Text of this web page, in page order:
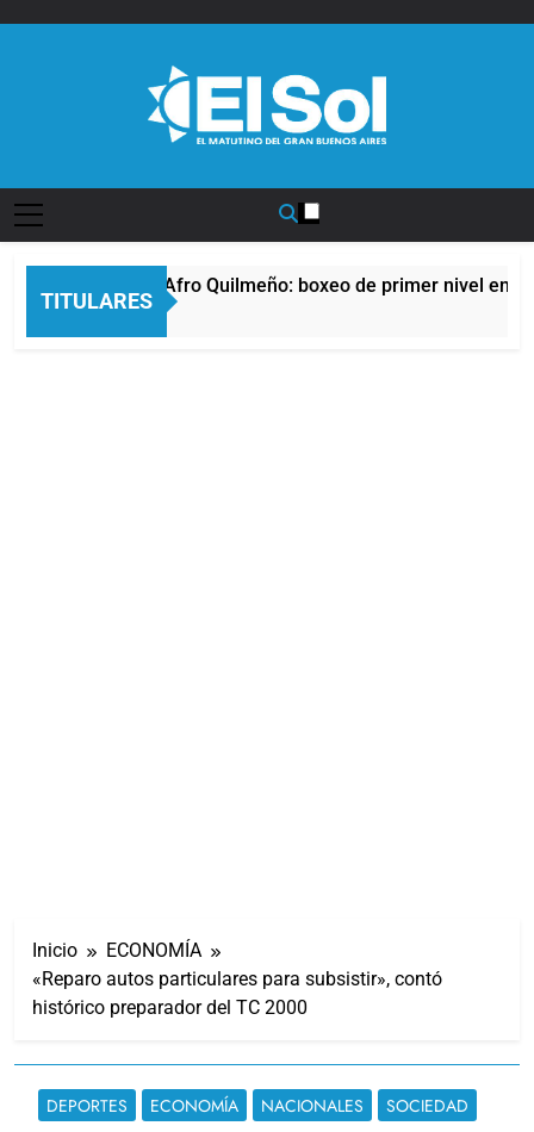
TITULARES
La noche del Afro Quilmeño: boxeo de primer nivel en la
10 Horas Atrás
Inicio
ECONOMÍA
«Reparo autos particulares para subsistir», contó
histórico preparador del TC 2000
DEPORTES ECONOMÍA NACIONALES SOCIEDAD